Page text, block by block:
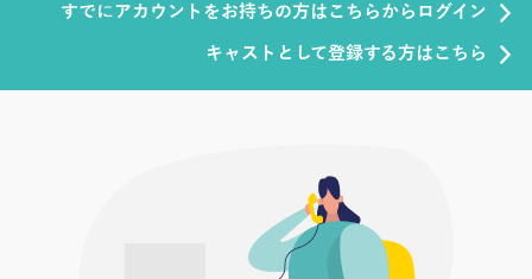
すでにアカウントをお持ちの方はこちらからログイン
キャストとして登録する方はこちら